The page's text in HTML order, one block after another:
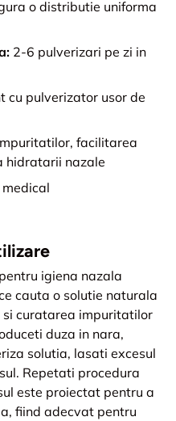
o distributie uniforma
2-6 pulverizari pe zi in
cu pulverizator usor de
facilitarea
hidratarii nazale
igiena nazala
cauta o solutie naturala
curatarea impuritatilor
duza in nara,
solutia, lasati excesul
Repetati procedura
este proiectat pentru a
fiind adecvat pentru